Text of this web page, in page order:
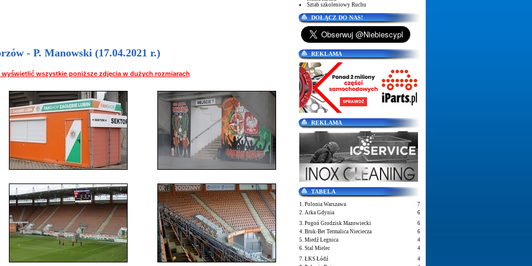
- P. Manowski (17.04.2021 r.)
wszystkie poniższe zdjęcia w dużych rozmiarach
Sztab szkoleniowy Ruchu
DOŁĄCZ DO NAS!
REKLAMA
REKLAMA
TABELA
1. Polonia Warszawa
7
2. Arka Gdynia
6
3. Pogoń Grodzisk Mazowiecki
6
4. Bruk-Bet Termalica Nieciecza
6
5. Miedź Legnica
4
6. Stal Mielec
4
7. ŁKS Łódź
4